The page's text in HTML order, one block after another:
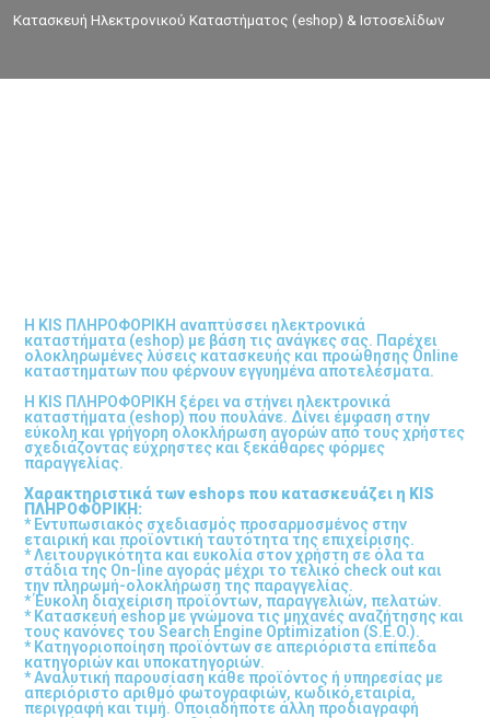
Κατασκευή Ηλεκτρονικού Καταστήματος (eshop) & Ιστοσελίδων
Η KIS ΠΛΗΡΟΦΟΡΙΚΗ αναπτύσσει ηλεκτρονικά
καταστήματα (eshop) με βάση τις ανάγκες σας. Παρέχει
ολοκληρωμένες λύσεις κατασκευής και προώθησης Online
καταστημάτων που φέρνουν εγγυημένα αποτελέσματα.
Η KIS ΠΛΗΡΟΦΟΡΙΚΗ ξέρει να στήνει ηλεκτρονικά
καταστήματα (eshop) που πουλάνε. Δίνει έμφαση στην
εύκολη και γρήγορη ολοκλήρωση αγορών από τους χρήστες
σχεδιάζοντας εύχρηστες και ξεκάθαρες φόρμες
παραγγελίας.
Χαρακτηριστικά των eshops που κατασκευάζει η KIS
ΠΛΗΡΟΦΟΡΙΚΗ:
* Εντυπωσιακός σχεδιασμός προσαρμοσμένος στην
εταιρική και προϊοντική ταυτότητα της επιχείρισης.
* Λειτουργικότητα και ευκολία στον χρήστη σε όλα τα
στάδια της On-line αγοράς μέχρι το τελικό check out και
την πληρωμή-ολοκλήρωση της παραγγελίας.
* Έυκολη διαχείριση προϊόντων, παραγγελιών, πελατών.
* Κατασκευή eshop με γνώμονα τις μηχανές αναζήτησης και
τους κανόνες του Search Engine Optimization (S.E.O.).
* Κατηγοριοποίηση προϊόντων σε απεριόριστα επίπεδα
κατηγοριών και υποκατηγοριών.
* Αναλυτική παρουσίαση κάθε προϊόντος ή υπηρεσίας με
απεριόριστο αριθμό φωτογραφιών, κωδικό,εταιρία,
περιγραφή και τιμή. Οποιαδήποτε άλλη προδιαγραφή